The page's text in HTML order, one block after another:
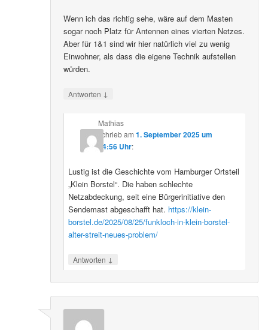
Wenn ich das richtig sehe, wäre auf dem Masten
sogar noch Platz für Antennen eines vierten Netzes.
Aber für 1&1 sind wir hier natürlich viel zu wenig
Einwohner, als dass die eigene Technik aufstellen
würden.
Antworten ↓
Mathias
schriebam 1. September 2025 um
14:56 Uhr:
Lustig ist die Geschichte vom Hamburger Ortsteil
„Klein Borstel“. Die haben schlechte
Netzabdeckung, seit eine Bürgerinitiative den
Sendemast abgeschafft hat. https://klein-
borstel.de/2025/08/25/funkloch-in-klein-borstel-
alter-streit-neues-problem/
Antworten ↓